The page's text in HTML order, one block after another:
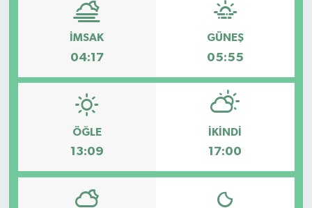
İMSAK
04:17
GÜNEŞ
05:55
ÖĞLE
13:09
İKINDI
17:00
Teknoloji
Türkiye